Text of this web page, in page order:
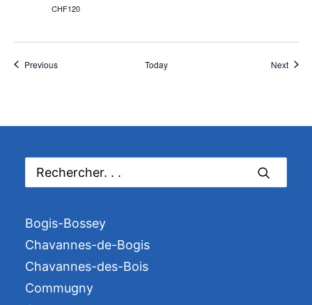
CHF120
PreviousÉvénements Today Next
Bogis-Bossey
Chavannes-de-Bogis
Chavannes-des-Bois
Commugny